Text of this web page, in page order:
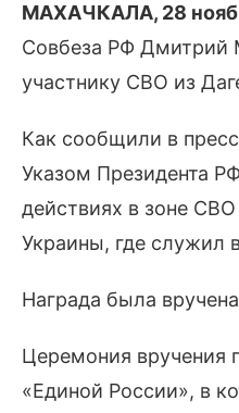
МАХАЧКАЛА, 28
Совбеза РФ Дмитрий
участнику СВО из
Как сообщили в
Указом Президента
действиях в зоне
Украины, где служил
Награда была
Церемония вручения
«Единой России», в